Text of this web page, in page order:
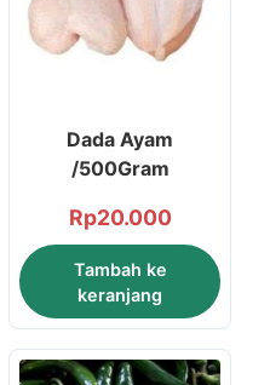
Dada Ayam
/500Gram
Rp20.000
Tambah ke
keranjang